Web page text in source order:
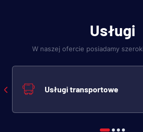
Usługi
W naszej ofercie posiadamy
Usługi transportowe